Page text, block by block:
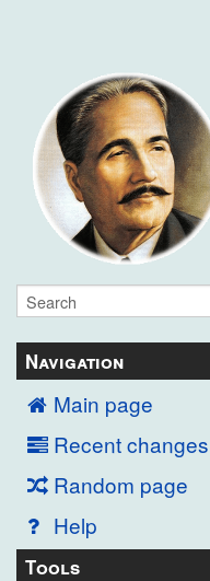
Navigation
Main page
Recent changes
Random page
Help
Tools